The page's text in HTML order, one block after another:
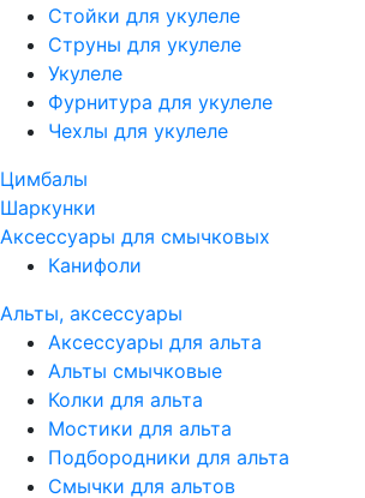
Стойки для укулеле
Струны для укулеле
Укулеле
Фурнитура для укулеле
Чехлы для укулеле
Цимбалы
Шаркунки
Аксессуары для смычковых
Канифоли
Альты, аксессуары
Аксессуары для альта
Альты смычковые
Колки для альта
Мостики для альта
Подбородники для альта
Смычки для альтов